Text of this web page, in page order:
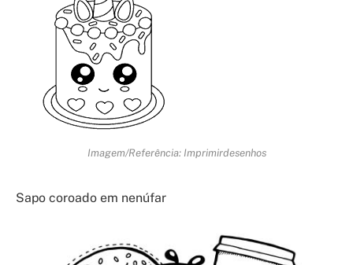
Imagem/Referência: Imprimirdesenhos
Sapo coroado em nenúfar